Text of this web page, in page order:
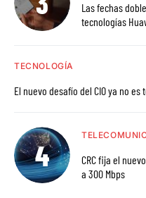
Las fechas
tecnologías
TECNOLOGÍA
El nuevo desafío del CIO ya no
CRC fija el
a 300 Mbps